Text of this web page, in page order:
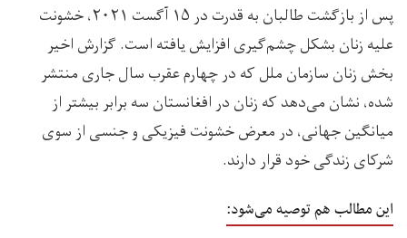
پس از بازگشت طالبان به قدرت در ۱۵ آگست ۲٠۲۱، خشونت
علیه زنان بشکل چشم‌گیری افزایش یافته است. گزارش اخیر
بخش زنان سازمان ملل که در چهارم عقرب سال جاری منتشر
شده، نشان می‌دهد که زنان در افغانستان سه برابر بیشتر از
میانگین جهانی، در معرض خشونت فیزیکی و جنسی از سوی
شرکای زندگی خود قرار دارند.
این مطالب هم توصیه می‌شود: